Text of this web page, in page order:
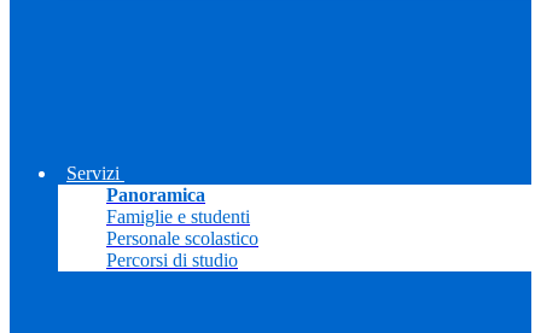
Servizi
Panoramica
Famiglie e studenti
Personale scolastico
Percorsi di studio